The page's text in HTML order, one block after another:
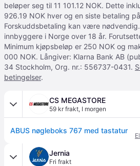
beløper seg til 11 101.12 NOK. Dette
926.19 NOK hver og en siste betaling
Forskuddsbetaling kan være
innbyggere i Norge over 18 år.
Minimum kjøpsbeløp er 250 NOK og
000 NOK. Långiver: Klarna Bank AB
34 Stockholm, Org. nr.: 556737-0431.
betingelser.
CS MEGASTORE
59 kr frakt, I morgen
ABUS nøgleboks 767 med tastatur
Jernia
Fri frakt